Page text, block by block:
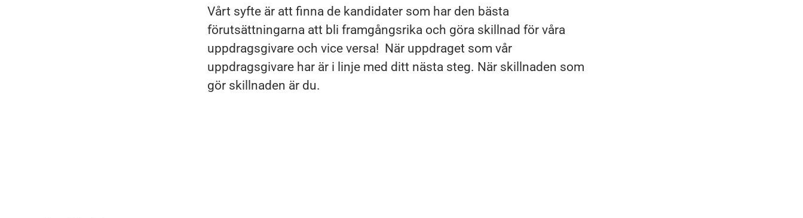
Vårt syfte är att finna de kandidater som har den bästa
förutsättningarna att bli framgångsrika och göra skillnad för våra
uppdragsgivare och vice versa! När uppdraget som vår
uppdragsgivare har är i linje med ditt nästa steg. När skillnaden som
gör skillnaden är du.